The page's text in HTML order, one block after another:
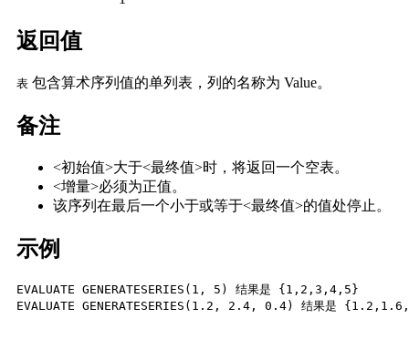
返回值
表 包含算术序列值的单列表， 列的名称为 Value。
备注
<初始值>大于<最终值>时，将返回一个空表。
<增量>必须为正值。
该序列在最后一个小于或等于<最终值>的值处停止。
示例
EVALUATE GENERATESERIES(1, 5) 结果是 {1,2,3,4,5}
EVALUATE GENERATESERIES(1.2, 2.4, 0.4) 结果是